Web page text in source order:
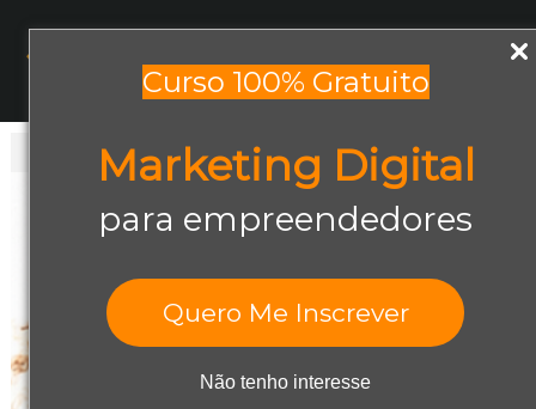
Curso 100% Gratuito
Marketing Digital
para empreendedores
Quero Me Inscrever
Não tenho interesse
Abrir negócio
Design Gráfico
Dicas de
Todos os posts